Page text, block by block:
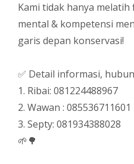
Kami tidak hanya
mental & kompetensi
garis depan konservasi!
✅ Detail informasi,
1. Ribai: 081224488967
2. Wawan : 085536711601
3. Septy: 081934388028
🌱🌳